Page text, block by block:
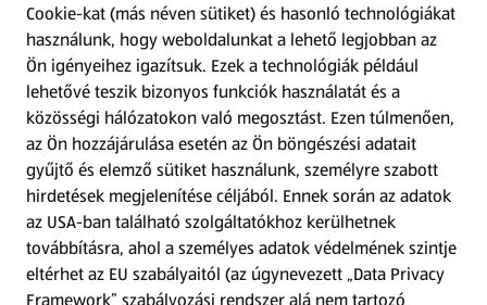
Kérdőív
Fizetési lehetőségek
ALDI utalványok
Árcsökkentés
Adattörlő alkalmazás
Cookie-kat (más néven sütiket) és hasonló technológiákat
használunk, hogy weboldalunkat a lehető legjobban az
Ön igényeihez igazítsuk. Ezek a technológiák például
lehetővé teszik bizonyos funkciók használatát és a
közösségi hálózatokon való megosztást. Ezen túlmenően,
az Ön hozzájárulása esetén az Ön böngészési adatait
gyűjtő és elemző sütiket használunk, személyre szabott
hirdetések megjelenítése céljából. Ennek során az adatok
az USA-ban található szolgáltatókhoz kerülhetnek
továbbításra, ahol a személyes adatok védelmének szintje
eltérhet az EU szabályaitól (az úgynevezett „Data Privacy